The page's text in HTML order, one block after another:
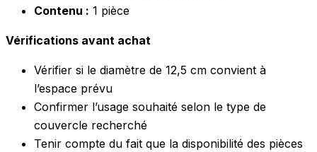
Contenu : 1 pièce
Vérifications avant achat
Vérifier si le diamètre de 12,5 cm convient à
l’espace prévu
Confirmer l’usage souhaité selon le type de
couvercle recherché
Tenir compte du fait que la disponibilité des pièces